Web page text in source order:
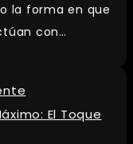
la forma en que
con…
El Toque